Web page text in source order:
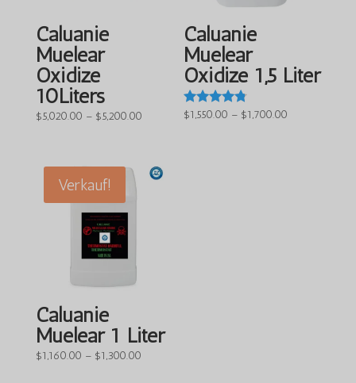
Caluanie
Muelear
Oxidize
10Liters
$5,020.00 – $5,200.00Preisspanne:
$5,200.00
Caluanie
Muelear
Oxidize 1,5 Liter
Bewertet
$1,550.00 – $1,700.00
Verkauf!
Caluanie
Muelear 1 Liter
$1,160.00 – $1,300.00Preisspanne: